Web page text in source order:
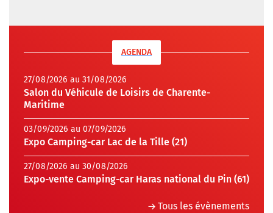
AGENDA
27/08/2026 au 31/08/2026
Salon du Véhicule de Loisirs de Charente-
Maritime
03/09/2026 au 07/09/2026
Expo Camping-car Lac de la Tille (21)
27/08/2026 au 30/08/2026
Expo-vente Camping-car Haras national du Pin (61)
Tous les évènements